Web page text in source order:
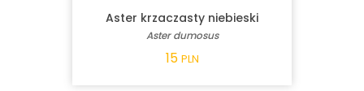
Aster krzaczasty niebieski
Aster dumosus
15 PLN